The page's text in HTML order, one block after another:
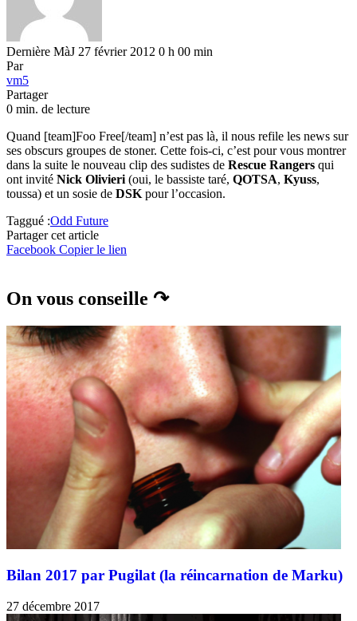
Dernière MàJ 27 février 2012 0 h 00 min
Par
vm5
Partager
0 min. de lecture
Quand [team]Foo Free[/team] n’est pas là, il nous refile les news sur
ses obscurs groupes de stoner. Cette fois-ci, c’est pour vous montrer
dans la suite le nouveau clip des sudistes de Rescue Rangers qui
ont invité Nick Olivieri (oui, le bassiste taré, QOTSA, Kyuss,
toussa) et un sosie de DSK pour l’occasion.
Taggué :Odd Future
Partager cet article
Facebook Copier le lien
On vous conseille ↷
Bilan 2017 par Pugilat (la réincarnation de Marku)
27 décembre 2017